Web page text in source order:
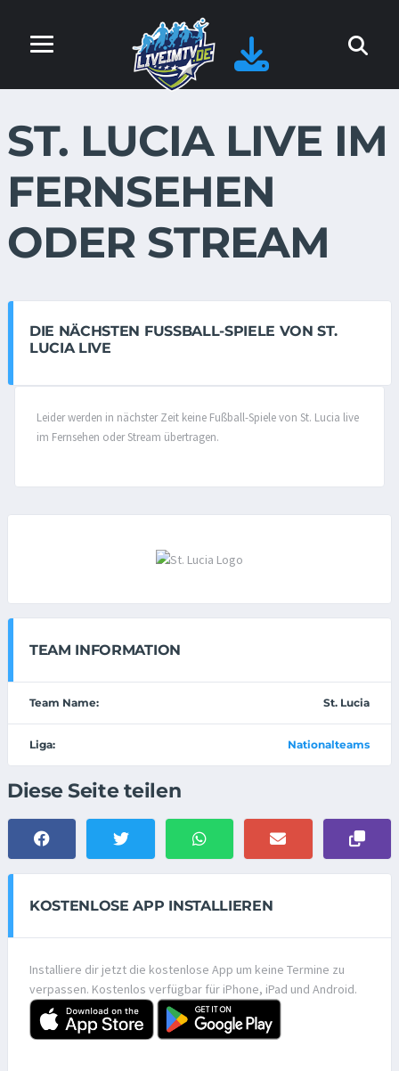
ST. LUCIA LIVE IM
FERNSEHEN
ODER STREAM
DIE NÄCHSTEN FUSSBALL-SPIELE VON ST. L
UCIA LIVE
Leider werden in nächster Zeit keine Fußball-Spiele von St. Lucia live
im Fernsehen oder Stream übertragen.
TEAM INFORMATION
Team Name: St. Lucia
Liga: Nationalteams
Diese Seite teilen
KOSTENLOSE APP INSTALLIEREN
Installiere dir jetzt die kostenlose App um keine Termine zu
verpassen. Kostenlos verfügbar für iPhone, iPad und Android.